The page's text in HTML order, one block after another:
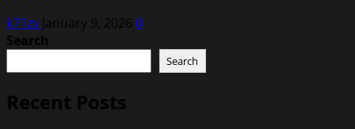
k71zv January 9, 2026 0
Search
Search
Recent Posts